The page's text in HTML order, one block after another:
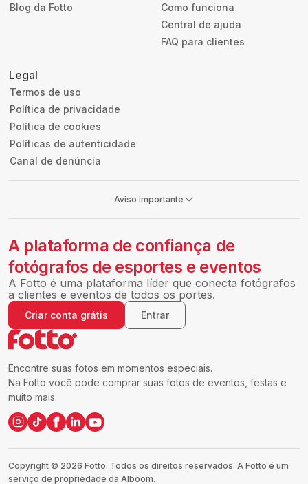
Blog da Fotto
Como funciona
Central de ajuda
FAQ para clientes
Legal
Termos de uso
Política de privacidade
Política de cookies
Políticas de autenticidade
Canal de denúncia
Aviso importante
Encontre suas fotos em momentos especiais.
Na Fotto você pode comprar suas fotos de eventos, festas e
muito mais.
A plataforma de confiança de
fotógrafos de esportes e eventos
A Fotto é uma plataforma líder que conecta fotógrafos
a clientes e eventos de todos os portes.
Criar conta grátis Entrar
Copyright © 2026 Fotto. Todos os direitos reservados. A Fotto é um
serviço de propriedade da Alboom.